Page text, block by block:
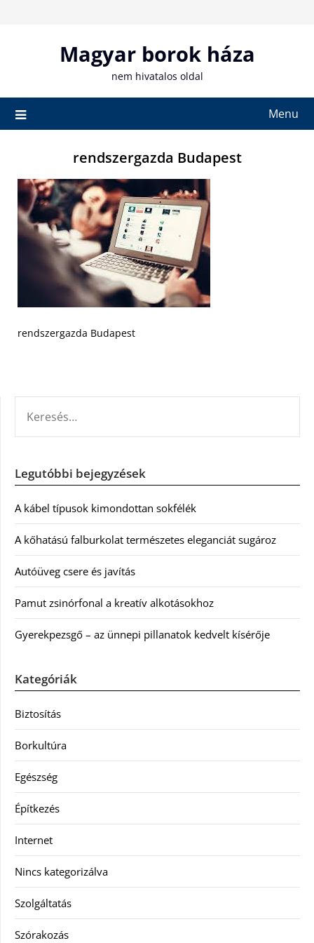
Magyar borok háza
nem hivatalos oldal
Menu
rendszergazda Budapest
rendszergazda Budapest
Legutóbbi bejegyzések
A kábel típusok kimondottan sokfélék
A kőhatású falburkolat természetes eleganciát sugároz
Autóüveg csere és javítás
Pamut zsinórfonal a kreatív alkotásokhoz
Gyerekpezsgő – az ünnepi pillanatok kedvelt kísérője
Kategóriák
Biztosítás
Borkultúra
Egészség
Építkezés
Internet
Nincs kategorizálva
Szolgáltatás
Szórakozás